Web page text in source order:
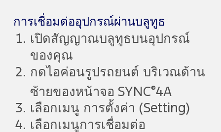
การเชื่อมต่ออุปกรณ์ผ่านบลูทูธ
เปิดสัญญาณบลูทูธบนอุปกรณ์
ของคุณ
กดไอค่อนรูปรถยนต์ บริเวณด้าน
ซ้ายของหน้าจอ SYNC®4A
เลือกเมนู การตั้งค่า (Setting)
เลือกเมนูการเชื่อมต่อ